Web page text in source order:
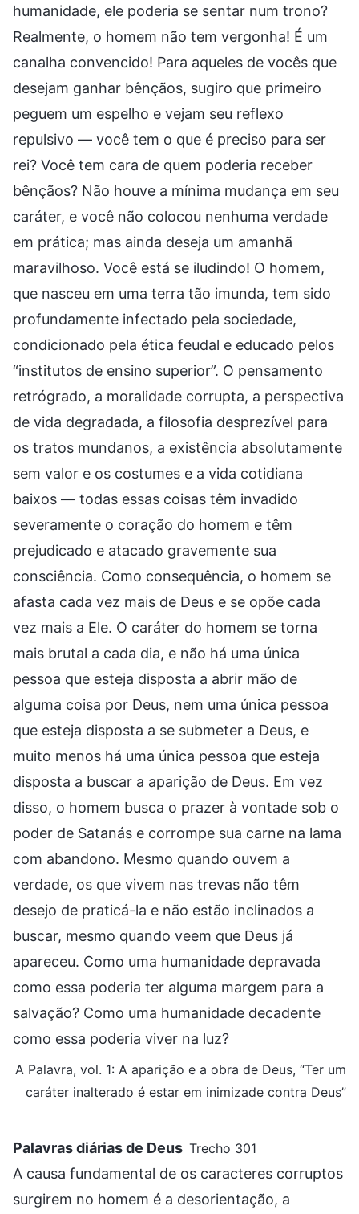
humanidade, ele poderia se sentar num trono?
Realmente, o homem não tem vergonha! É um
canalha convencido! Para aqueles de vocês que
desejam ganhar bênçãos, sugiro que primeiro
peguem um espelho e vejam seu reflexo
repulsivo — você tem o que é preciso para ser
rei? Você tem cara de quem poderia receber
bênçãos? Não houve a mínima mudança em seu
caráter, e você não colocou nenhuma verdade
em prática; mas ainda deseja um amanhã
maravilhoso. Você está se iludindo! O homem,
que nasceu em uma terra tão imunda, tem sido
profundamente infectado pela sociedade,
condicionado pela ética feudal e educado pelos
“institutos de ensino superior”. O pensamento
retrógrado, a moralidade corrupta, a perspectiva
de vida degradada, a filosofia desprezível para
os tratos mundanos, a existência absolutamente
sem valor e os costumes e a vida cotidiana
baixos — todas essas coisas têm invadido
severamente o coração do homem e têm
prejudicado e atacado gravemente sua
consciência. Como consequência, o homem se
afasta cada vez mais de Deus e se opõe cada
vez mais a Ele. O caráter do homem se torna
mais brutal a cada dia, e não há uma única
pessoa que esteja disposta a abrir mão de
alguma coisa por Deus, nem uma única pessoa
que esteja disposta a se submeter a Deus, e
muito menos há uma única pessoa que esteja
disposta a buscar a aparição de Deus. Em vez
disso, o homem busca o prazer à vontade sob o
poder de Satanás e corrompe sua carne na lama
com abandono. Mesmo quando ouvem a
verdade, os que vivem nas trevas não têm
desejo de praticá-la e não estão inclinados a
buscar, mesmo quando veem que Deus já
apareceu. Como uma humanidade depravada
como essa poderia ter alguma margem para a
salvação? Como uma humanidade decadente
como essa poderia viver na luz?
A Palavra, vol. 1: A aparição e a obra de Deus, “Ter um
caráter inalterado é estar em inimizade contra Deus”
Palavras diárias de Deus Trecho 301
A causa fundamental de os caracteres corruptos
surgirem no homem é a desorientação, a